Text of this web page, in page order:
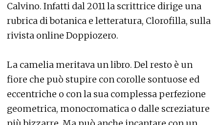
Calvino. Infatti dal 2011 la scrittrice dirige una
rubrica di botanica e letteratura, Clorofilla, sulla
rivista online Doppiozero.
La camelia meritava un libro. Del resto è un
fiore che può stupire con corolle sontuose ed
eccentriche o con la sua complessa perfezione
geometrica, monocromatica o dalle screziature